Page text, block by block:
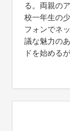
る。両親の
校一年生の
フォンでネ
議な魅力の
ドを始める